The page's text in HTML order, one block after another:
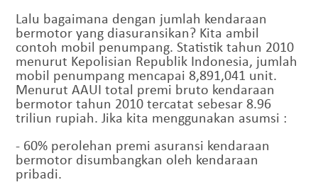
Lalu bagaimana dengan jumlah kendaraan
bermotor yang diasuransikan? Kita ambil
contoh mobil penumpang. Statistik tahun 2010
menurut Kepolisian Republik Indonesia, jumlah
mobil penumpang mencapai 8,891,041 unit.
Menurut AAUI total premi bruto kendaraan
bermotor tahun 2010 tercatat sebesar 8.96
triliun rupiah. Jika kita menggunakan asumsi :
- 60% perolehan premi asuransi kendaraan
bermotor disumbangkan oleh kendaraan
pribadi.